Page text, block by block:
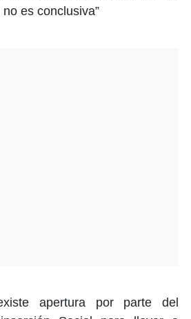
es conclusiva”
apertura por parte del